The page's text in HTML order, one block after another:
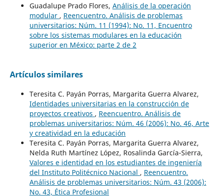
Guadalupe Prado Flores, Análisis de la operación
modular , Reencuentro. Análisis de problemas
universitarios: Núm. 11 (1994): No. 11, Encuentro
sobre los sistemas modulares en la educación
superior en México: parte 2 de 2
Artículos similares
Teresita C. Payán Porras, Margarita Guerra Alvarez,
Identidades universitarias en la construcción de
proyectos creativos , Reencuentro. Análisis de
problemas universitarios: Núm. 46 (2006): No. 46, Arte
y creatividad en la educación
Teresita C. Payán Porras, Margarita Guerra Alvarez,
Nelda Ruth Martínez López, Rosalinda García-Sierra,
Valores e identidad en los estudiantes de ingeniería
del Instituto Politécnico Nacional , Reencuentro.
Análisis de problemas universitarios: Núm. 43 (2006):
No. 43, Ética Profesional